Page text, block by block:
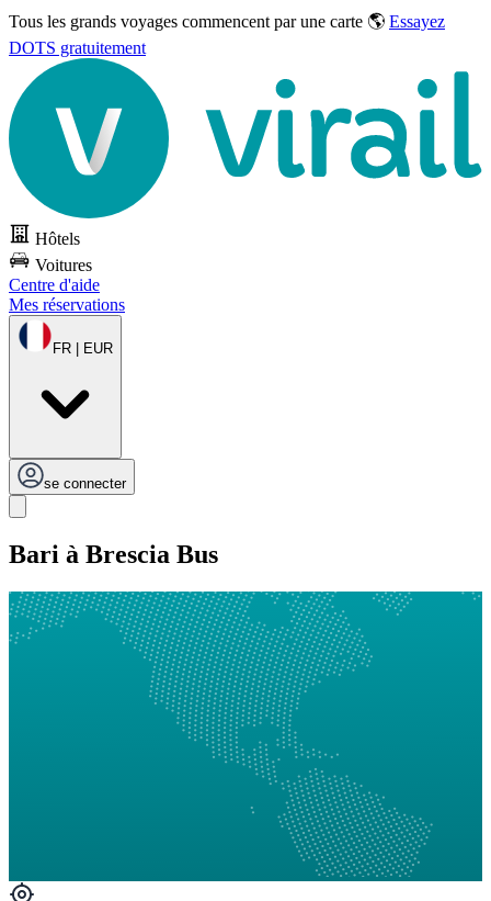
Tous les grands voyages commencent par une carte 🌎 Essayez
DOTS gratuitement
Hôtels
Voitures
Centre d'aide
Mes réservations
FR | EUR
se connecter
Bari à Brescia Bus